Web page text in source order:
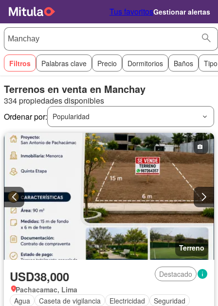
Tus favoritosGestionar alertas
Filtros Palabras clave Precio Dormitorios Baños
Terrenos en venta en Manchay
334 propiedades disponibles
Ordenar por:
Popularidad
Terreno
USD38,000
Destacado
Pachacamac, Lima
Agua
Caseta de vigilancia Electricidad Seguridad